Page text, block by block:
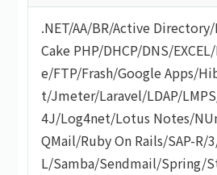
.NET/AA/BR/Active Directory/
Cake PHP/DHCP/DNS/EXCEL/
e/FTP/Frash/Google Apps/
t/Jmeter/Laravel/LDAP/LMPS
4J/Log4net/Lotus Notes/
QMail/Ruby On Rails/SAP-R/3
L/Samba/Sendmail/Spring/